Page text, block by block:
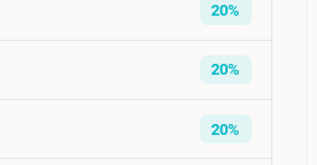
20%
20%
20%